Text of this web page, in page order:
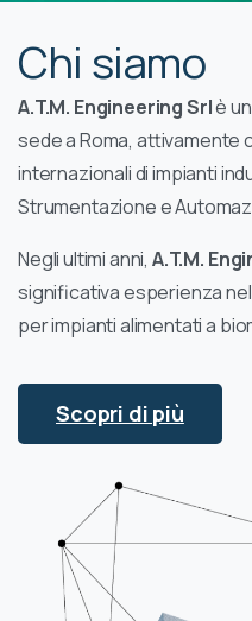
Chi siamo
A.T.M. Engineering Srlè
sede a Roma, attivamente
internazionali di impianti
Strumentazione e
Negli ultimi anni, A.T.M.
significativa esperienza
per impianti alimentati a
Scopri di più